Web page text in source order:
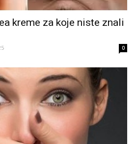
kreme za koje niste znali
0